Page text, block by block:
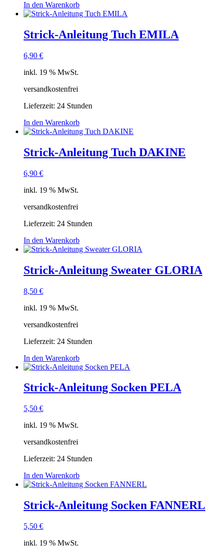
In den Warenkorb
Strick-Anleitung Tuch EMILA
6,90 €
inkl. 19 % MwSt.
versandkostenfrei
Lieferzeit: 24 Stunden
In den Warenkorb
Strick-Anleitung Tuch DAKINE
6,90 €
inkl. 19 % MwSt.
versandkostenfrei
Lieferzeit: 24 Stunden
In den Warenkorb
Strick-Anleitung Sweater GLORIA
8,50 €
inkl. 19 % MwSt.
versandkostenfrei
Lieferzeit: 24 Stunden
In den Warenkorb
Strick-Anleitung Socken PELA
5,50 €
inkl. 19 % MwSt.
versandkostenfrei
Lieferzeit: 24 Stunden
In den Warenkorb
Strick-Anleitung Socken FANNERL
5,50 €
inkl. 19 % MwSt.